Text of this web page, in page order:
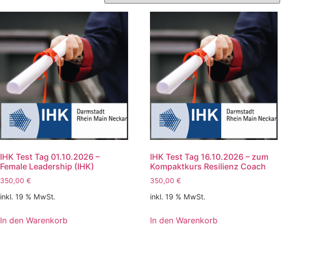
IHK Test Tag 01.10.2026 –
Female Leadership (IHK)
350,00€
inkl. 19 % MwSt.
In den Warenkorb
IHK Test Tag 16.10.2026 – zum
Kompaktkurs Resilienz Coach
350,00€
inkl. 19 % MwSt.
In den Warenkorb